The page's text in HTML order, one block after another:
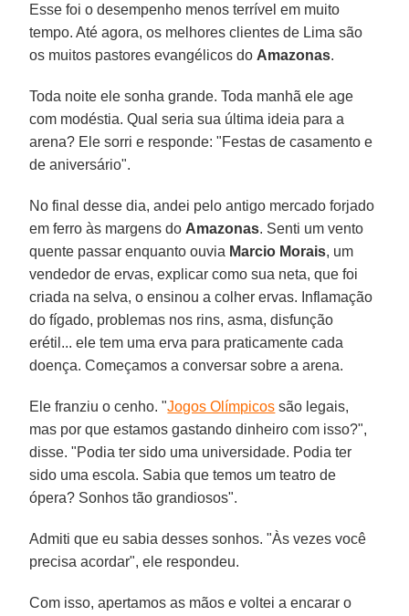
Esse foi o desempenho menos terrível em muito
tempo. Até agora, os melhores clientes de Lima são
os muitos pastores evangélicos do Amazonas.
Toda noite ele sonha grande. Toda manhã ele age
com modéstia. Qual seria sua última ideia para a
arena? Ele sorri e responde: "Festas de casamento e
de aniversário".
No final desse dia, andei pelo antigo mercado forjado
em ferro às margens do Amazonas. Senti um vento
quente passar enquanto ouvia Marcio Morais, um
vendedor de ervas, explicar como sua neta, que foi
criada na selva, o ensinou a colher ervas. Inflamação
do fígado, problemas nos rins, asma, disfunção
erétil... ele tem uma erva para praticamente cada
doença. Começamos a conversar sobre a arena.
Ele franziu o cenho. "Jogos Olímpicos são legais,
mas por que estamos gastando dinheiro com isso?",
disse. "Podia ter sido uma universidade. Podia ter
sido uma escola. Sabia que temos um teatro de
ópera? Sonhos tão grandiosos".
Admiti que eu sabia desses sonhos. "Às vezes você
precisa acordar", ele respondeu.
Com isso, apertamos as mãos e voltei a encarar o